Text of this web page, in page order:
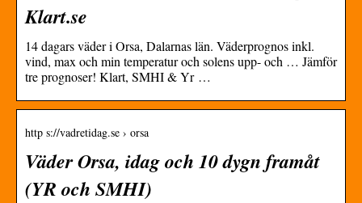
Klart.se
14 dagars väder i Orsa, Dalarnas län. Väderprognos inkl.
vind, max och min temperatur och solens upp- och … Jämför
tre prognoser! Klart, SMHI & Yr …
http s://vadretidag.se › orsa
Väder Orsa, idag och 10 dygn framåt
(YR och SMHI)